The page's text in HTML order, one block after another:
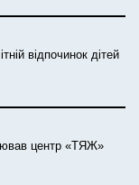
відпочинок дітей
центр «ТЯЖ»